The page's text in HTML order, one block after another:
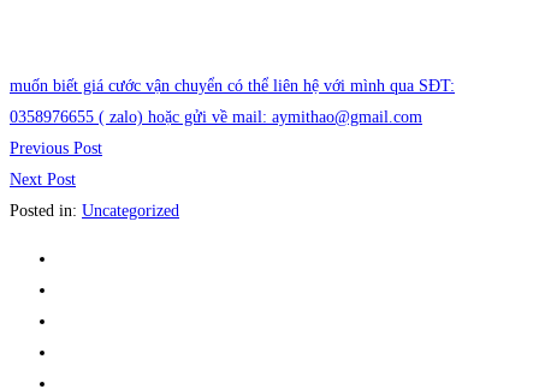
muốn biết giá cước vận chuyển có thể liên hệ với mình qua SĐT:
0358976655 ( zalo) hoặc gửi về mail: aymithao@gmail.com
Previous Post
Next Post
Posted in: Uncategorized